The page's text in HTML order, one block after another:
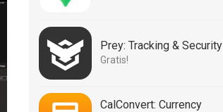
Prey: Tracking & Security
Gratis!
CalConvert: Currency